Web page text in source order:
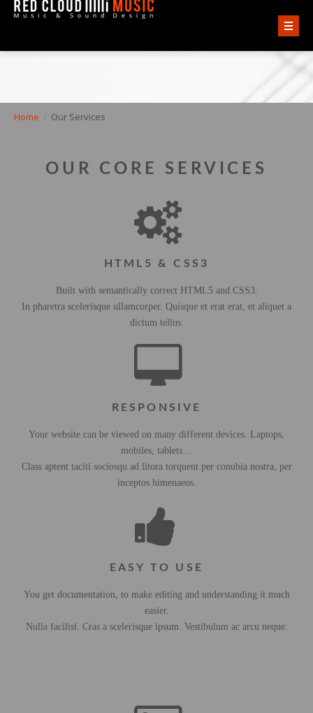
ACCUEIL
QUI SOMMES-NOUS ?
Home Our Services
OUR CORE SERVICES
HTML5 & CSS3
Built with semantically correct HTML5 and CSS3.
In pharetra scelerisque ullamcorper. Quisque et erat erat, et aliquet a
dictum tellus.
RESPONSIVE
Your website can be viewed on many different devices. Laptops,
mobiles, tablets…
Class aptent taciti sociosqu ad litora torquent per conubia nostra, per
inceptos himenaeos.
EASY TO USE
You get documentation, to make editing and understanding it much
easier.
Nulla facilisi. Cras a scelerisque ipsum. Vestibulum ac arcu neque.